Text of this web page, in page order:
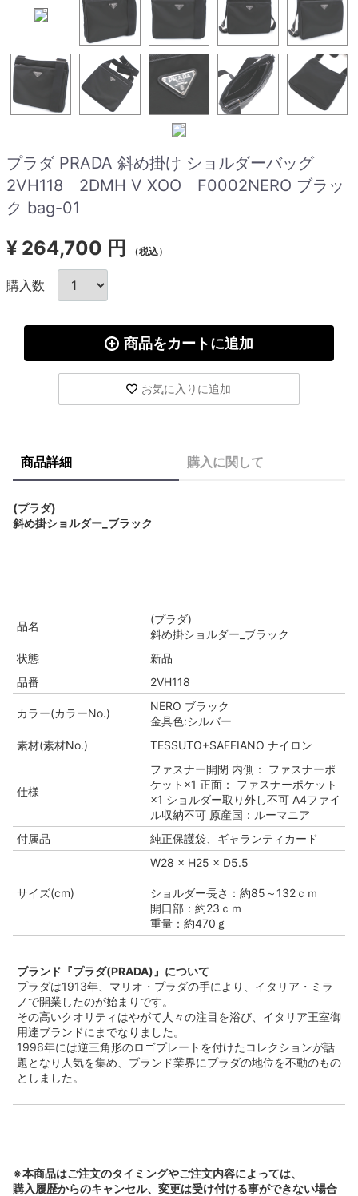
プラダ PRADA 斜め掛け ショルダーバッグ
2VH118 2DMH V XOO F0002NERO ブラッ
ク bag-01
¥ 264,700 円 （税込）
購入数
商品をカートに追加
お気に入りに追加
商品詳細 購入に関して
(プラダ)
斜め掛ショルダー_ブラック
品名
(プラダ)
斜め掛ショルダー_ブラック
状態
新品
品番
2VH118
カラー(カラーNo.)
NERO ブラック
金具色:シルバー
素材(素材No.)
TESSUTO+SAFFIANO ナイロン
仕様
ファスナー開閉 内側： ファスナーポ
ケット×1 正面： ファスナーポケット
×1 ショルダー取り外し不可 A4ファイ
ル収納不可 原産国：ルーマニア
付属品
純正保護袋、ギャランティカード
サイズ(cm)
W28 × H25 × D5.5
ショルダー長さ：約85～132ｃｍ
開口部：約23ｃｍ
重量：約470ｇ
ブランド『プラダ(PRADA)』について
プラダは1913年、マリオ・プラダの手により、イタリア・ミラ
ノで開業したのが始まりです。
その高いクオリティはやがて人々の注目を浴び、イタリア王室御
用達ブランドにまでなりました。
1996年には逆三角形のロゴプレートを付けたコレクションが話
題となり人気を集め、ブランド業界にプラダの地位を不動のもの
としました。
※本商品はご注文のタイミングやご注文内容によっては、
購入履歴からのキャンセル、変更は受け付ける事ができない場合